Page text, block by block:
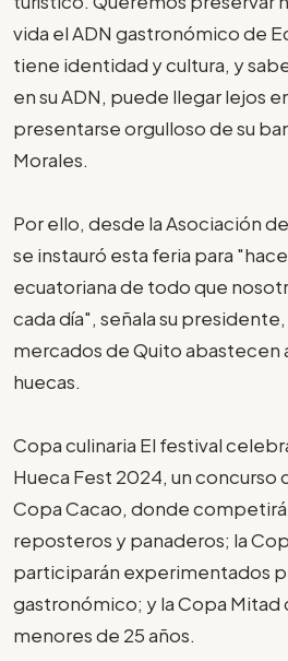
vida el ADN gastronómico de
tiene identidad y cultura, y
en su ADN, puede llegar lejos
presentarse orgulloso de su
Morales.
Por ello, desde la Asociación
se instauró esta feria para
ecuatoriana de todo que
cada día", señala su
mercados de Quito abastecen
huecas.
Copa culinaria El festival
Hueca Fest 2024, un concurso
Copa Cacao, donde
reposteros y panaderos; la
participarán experimentados
gastronómico; y la Copa Mitad
menores de 25 años.